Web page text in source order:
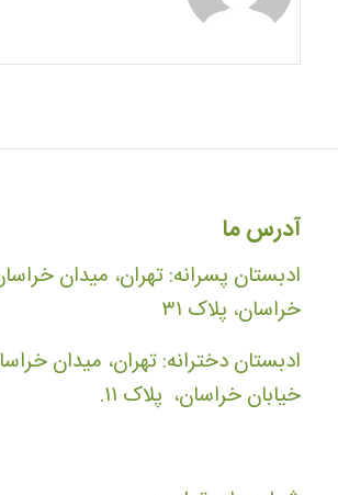
آدرس ما
ادبستان پسرانه: تهران، میدان
خراسان، پلاک ۳۱
ادبستان دخترانه: تهران، میدان
خیابان خراسان، پلاک ۱۱.